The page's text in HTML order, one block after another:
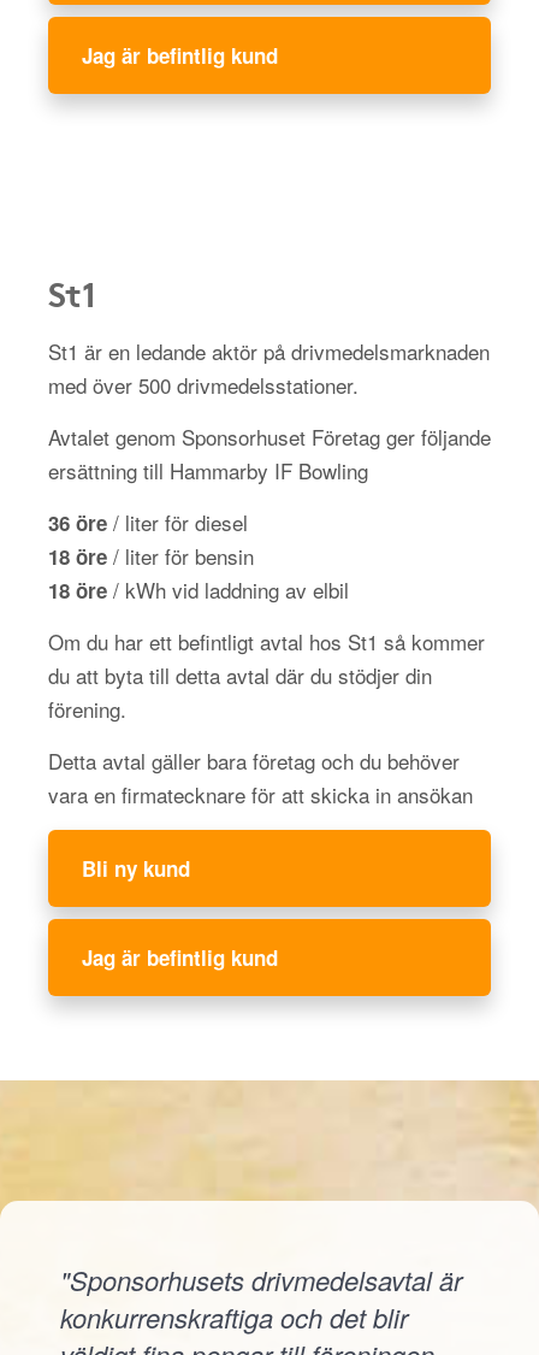
Jag är befintlig kund
St1
St1 är en ledande aktör på drivmedelsmarknaden
med över 500 drivmedelsstationer.
Avtalet genom Sponsorhuset Företag ger följande
ersättning till Hammarby IF Bowling
36 öre / liter för diesel
18 öre / liter för bensin
18 öre / kWh vid laddning av elbil
Om du har ett befintligt avtal hos St1 så kommer
du att byta till detta avtal där du stödjer din
förening.
Detta avtal gäller bara företag och du behöver
vara en firmatecknare för att skicka in ansökan
Bli ny kund
Jag är befintlig kund
"Sponsorhusets drivmedelsavtal är
konkurrenskraftiga och det blir